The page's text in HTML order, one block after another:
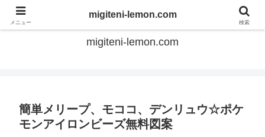
てのひらアイロンビーズ
migiteni-lemon.com
簡単メリープ、モココ、デンリュウ☆ポケ
モンアイロンビーズ無料図案
メニュー
migiteni-lemon.com
検索